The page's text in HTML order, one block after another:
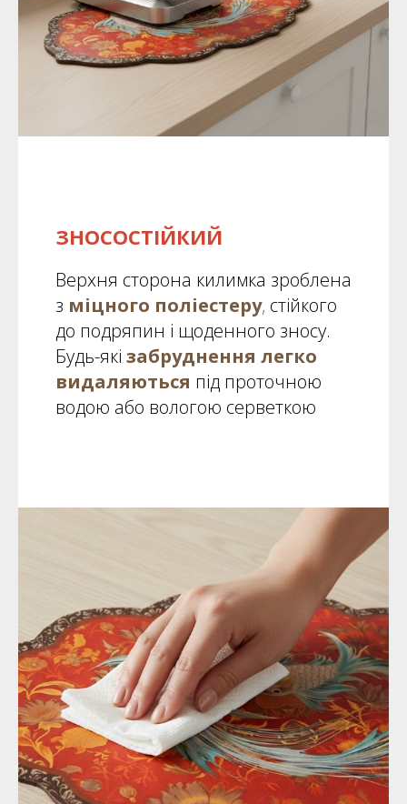
ЗНОСОСТІЙКИЙ
Верхня сторона килимка зроблена
з міцного поліестеру, стійкого
до подряпин і щоденного зносу.
Будь-які забруднення легко
видаляються під проточною
водою або вологою серветкою